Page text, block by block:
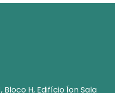
Bloco H, Edifício Íon Sala